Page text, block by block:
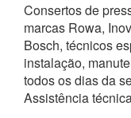
Consertos de
marcas Rowa,
Bosch, técnicos
instalação,
todos os dias da
Assistência